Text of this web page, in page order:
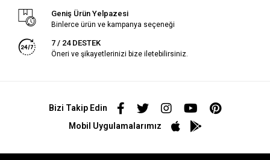
Geniş Ürün Yelpazesi
Binlerce ürün ve kampanya seçeneği
7 / 24 DESTEK
Öneri ve şikayetlerinizi bize iletebilirsiniz.
Bizi Takip Edin
Mobil Uygulamalarımız